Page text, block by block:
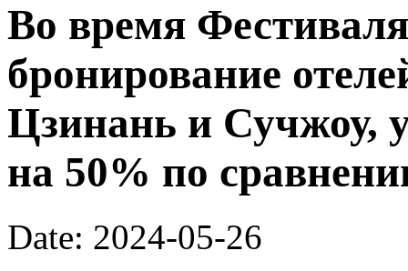
Во время
бронирование
Цзинань и Сучжоу,
на 50% по
Date: 2024-05-26